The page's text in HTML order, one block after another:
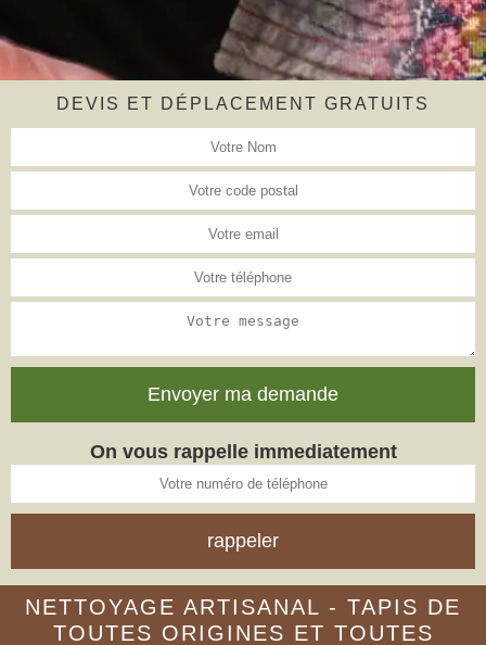
DEVIS ET DÉPLACEMENT GRATUITS
On vous rappelle immediatement
NETTOYAGE ARTISANAL - TAPIS DE
TOUTES ORIGINES ET TOUTES